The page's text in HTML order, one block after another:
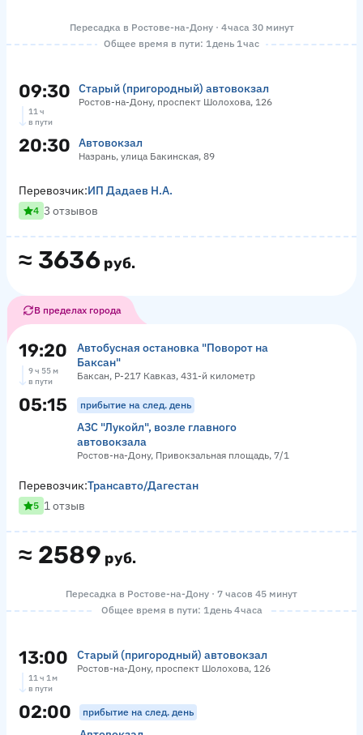
Пересадка в Ростове-на-Дону · 4 часа 30 минут
Общее время в пути: 1 день 1 час
09:30 Старый (пригородный) автовокзал
Ростов-на-Дону, проспект Шолохова, 126
11 ч
в пути
20:30 Автовокзал
Назрань, улица Бакинская, 89
≈ 3636 руб.
Перевозчик:ИП Дадаев Н.А.
4 3 отзывов
В пределах города
19:20
Автобусная остановка "Поворот на
Баксан"
Баксан, Р-217 Кавказ, 431-й километр
9 ч 55 м
в пути
05:15 прибытие на след. день
АЗС "Лукойл", возле главного
автовокзала
Ростов-на-Дону, Привокзальная площадь, 7/1
≈ 2589 руб.
Перевозчик:Трансавто/Дагестан
5 1 отзыв
Пересадка в Ростове-на-Дону · 7 часов 45 минут
Общее время в пути: 1 день 4 часа
13:00 Старый (пригородный) автовокзал
Ростов-на-Дону, проспект Шолохова, 126
11 ч 1 м
в пути
02:00 прибытие на след. день